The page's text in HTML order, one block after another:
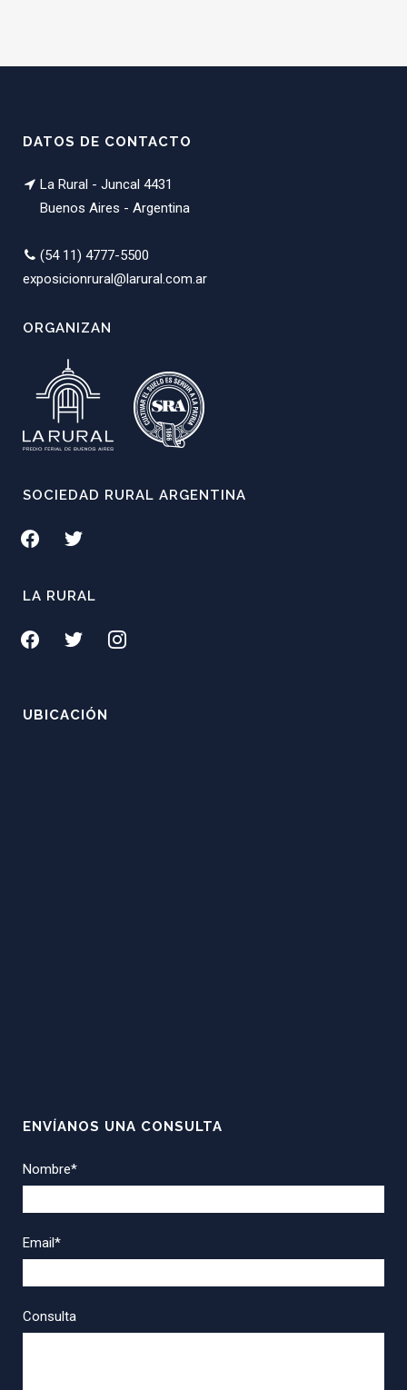
DATOS DE CONTACTO
La Rural - Juncal 4431
Buenos Aires - Argentina
(54 11) 4777-5500
exposicionrural@larural.com.ar
ORGANIZAN
SOCIEDAD RURAL ARGENTINA
facebooktwitter
LA RURAL
facebooktwitter instagram
UBICACIÓN
ENVÍANOS UNA CONSULTA
Nombre*
Email*
Consulta